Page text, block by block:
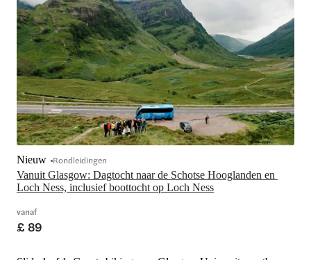
Vanuit Glasgow: Dagtocht naar de Schotse Hooglanden en
Loch Ness, inclusief boottocht op Loch Ness
Nieuw Rondleidingen
vanaf
£ 89